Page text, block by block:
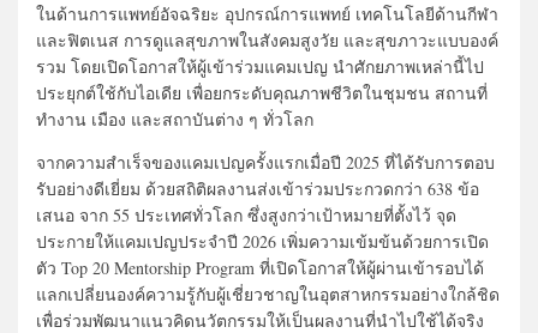
ในด้านการแพทย์อัจฉริยะ อุปกรณ์การแพทย์ เทคโนโลยีด้านกีฬา
และฟิตเนส การดูแลสุขภาพในสังคมสูงวัย และสุขภาวะแบบองค์
รวม โดยเปิดโอกาสให้ผู้เข้าร่วมแคมเปญ นำศักยภาพเหล่านี้ไป
ประยุกต์ใช้กับไอเดีย เพื่อยกระดับคุณภาพชีวิตในชุมชน สถานที่
ทำงาน เมือง และสถาบันต่าง ๆ ทั่วโลก
จากความสำเร็จของแคมเปญครั้งแรกเมื่อปี 2025 ที่ได้รับการตอบ
รับอย่างดีเยี่ยม ด้วยสถิติผลงานส่งเข้าร่วมประกวดกว่า 638 ข้อ
เสนอ จาก 55 ประเทศทั่วโลก ซึ่งสูงกว่าเป้าหมายที่ตั้งไว้ จุด
ประกายให้แคมเปญประจำปี 2026 เพิ่มความเข้มข้นด้วยการเปิด
ตัว Top 20 Mentorship Program ที่เปิดโอกาสให้ผู้ผ่านเข้ารอบได้
แลกเปลี่ยนองค์ความรู้กับผู้เชี่ยวชาญในอุตสาหกรรมอย่างใกล้ชิด
เพื่อร่วมพัฒนาแนวคิดนวัตกรรมให้เป็นผลงานที่นำไปใช้ได้จริง